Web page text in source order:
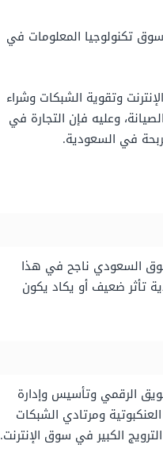
في رفع الناتج المحلي الإجمالي بما يقارب 20 % في عام 2020، وبلغت قيمة سوق تكنولوجيا المعلومات في
وتقوية الشبكات وشراء
وعليه فإن التجارة في
في السعودية.
السعودي ناجح في هذا
تأثر ضعيف أو يكاد يكون
الرقمي وتأسيس وإدارة
ومرتادي الشبكات
الكبير في سوق الإنترنت.